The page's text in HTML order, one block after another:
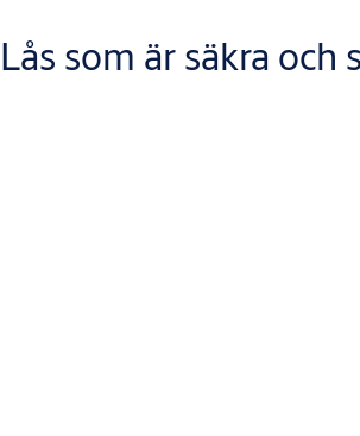
Lås som är säkra och